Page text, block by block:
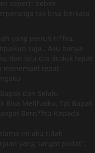
seperti bebek
tak bisa berkata
yang penuh n*fsu,
saja.. Aku hanya
dan lalu dia duduk tepat
menempel tepat
dan Selalu
Bisa Melihatku, Tpi Bapak
Bern*fsu Kepada
ini aku tidak
yang sangat padat”,